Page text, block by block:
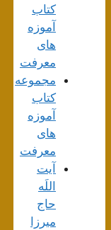
کتاب
آموزه
های
معرفت
مجموعه
کتاب
آموزه
های
معرفت
آیت
اللَه
حاج
میرزا